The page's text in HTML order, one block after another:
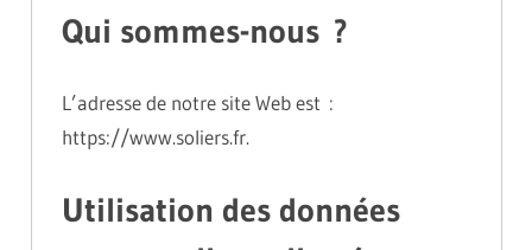
Qui sommes-nous ?
L’adresse de notre site Web est :
https://www.soliers.fr.
Utilisation des données